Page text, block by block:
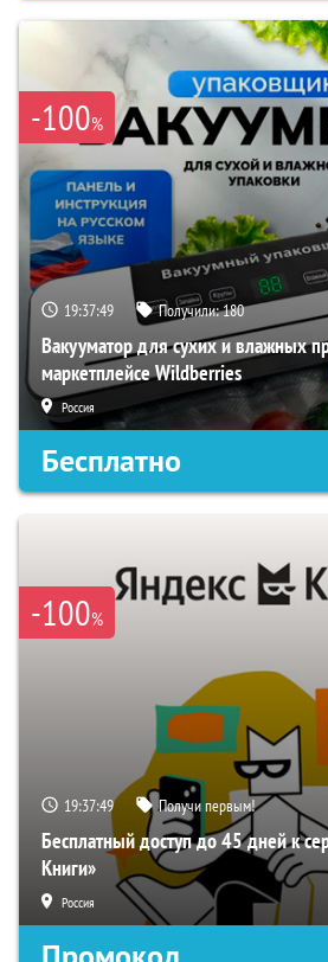
-100%
19:37:48 Получили:180
Вакууматор для сухих и влажных
маркетплейсе Wildberries
Россия
Бесплатно
-100%
19:37:48 Получи первым!
Бесплатный доступ до 45 дней к
Книги»
Россия